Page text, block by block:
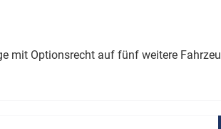
mit Optionsrecht auf fünf weitere